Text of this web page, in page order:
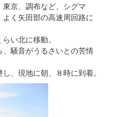
東京、調布など、シグマ
く矢田部の高速周回路に
い北に移動。
騒音がうるさいとの苦情
、現地に朝、８時に到着。